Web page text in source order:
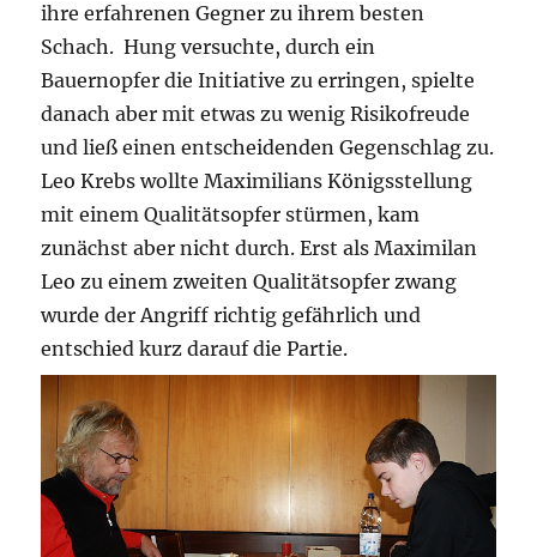
ihre erfahrenen Gegner zu ihrem besten
Schach. Hung versuchte, durch ein
Bauernopfer die Initiative zu erringen, spielte
danach aber mit etwas zu wenig Risikofreude
und ließ einen entscheidenden Gegenschlag zu.
Leo Krebs wollte Maximilians Königsstellung
mit einem Qualitätsopfer stürmen, kam
zunächst aber nicht durch. Erst als Maximilan
Leo zu einem zweiten Qualitätsopfer zwang
wurde der Angriff richtig gefährlich und
entschied kurz darauf die Partie.